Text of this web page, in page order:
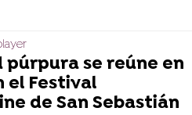
púrpura se reúne en
el Festival
de San Sebastián